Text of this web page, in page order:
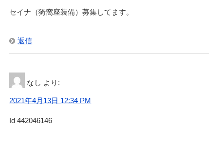
セイナ（猗窩座装備）募集してます。
返信
なし より:
2021年4月13日 12:34 PM
Id 442046146